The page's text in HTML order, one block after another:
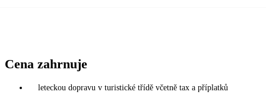
Cena zahrnuje
leteckou dopravu v turistické třídě včetně tax a příplatků